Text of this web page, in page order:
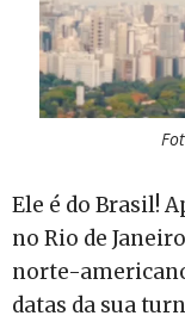
Ele é do Brasil!
no Rio de
norte-
datas da sua